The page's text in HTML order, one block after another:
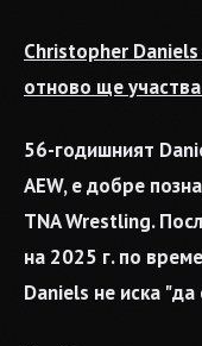
Christopher
отново ще
56-годишният
AEW, е добре
TNA Wrestling.
на 2025 г. по
Daniels не иска "да